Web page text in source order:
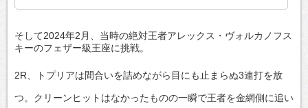
そして2024年2月、当時の絶対王者アレックス・ヴォルカノフス
キーのフェザー級王座に挑戦。
2R、トプリアは間合いを詰めながら目にも止まらぬ3連打を放
つ。クリーンヒットはなかったものの一瞬で王者を金網側に追い